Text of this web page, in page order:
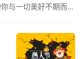
与一切美好不期而